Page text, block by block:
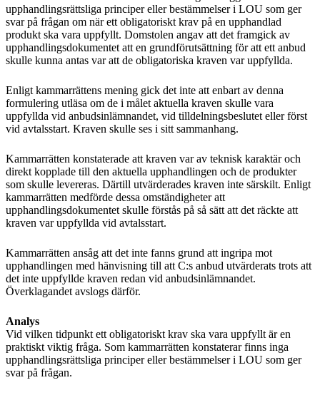
upphandlingsrättsliga principer eller bestämmelser i LOU som ger
svar på frågan om när ett obligatoriskt krav på en upphandlad
produkt ska vara uppfyllt. Domstolen angav att det framgick av
upphandlingsdokumentet att en grundförutsättning för att ett anbud
skulle kunna antas var att de obligatoriska kraven var uppfyllda.
Enligt kammarrättens mening gick det inte att enbart av denna
formulering utläsa om de i målet aktuella kraven skulle vara
uppfyllda vid anbudsinlämnandet, vid tilldelningsbeslutet eller först
vid avtalsstart. Kraven skulle ses i sitt sammanhang.
Kammarrätten konstaterade att kraven var av teknisk karaktär och
direkt kopplade till den aktuella upphandlingen och de produkter
som skulle levereras. Därtill utvärderades kraven inte särskilt. Enligt
kammarrätten medförde dessa omständigheter att
upphandlingsdokumentet skulle förstås på så sätt att det räckte att
kraven var uppfyllda vid avtalsstart.
Kammarrätten ansåg att det inte fanns grund att ingripa mot
upphandlingen med hänvisning till att C:s anbud utvärderats trots att
det inte uppfyllde kraven redan vid anbudsinlämnandet.
Överklagandet avslogs därför.
Analys
Vid vilken tidpunkt ett obligatoriskt krav ska vara uppfyllt är en
praktiskt viktig fråga. Som kammarrätten konstaterar finns inga
upphandlingsrättsliga principer eller bestämmelser i LOU som ger
svar på frågan.